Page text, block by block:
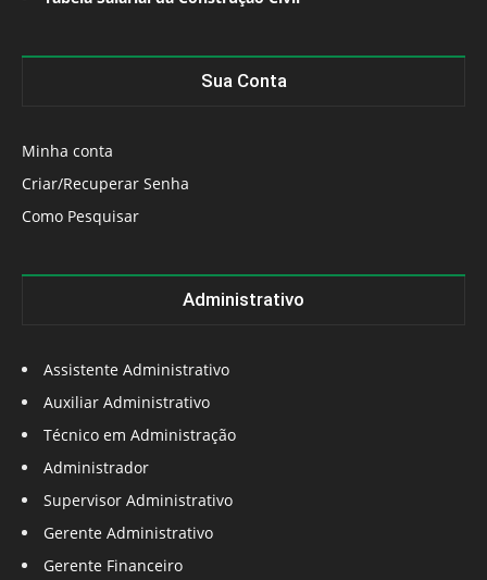
Sua Conta
Minha conta
Criar/Recuperar Senha
Como Pesquisar
Administrativo
Assistente Administrativo
Auxiliar Administrativo
Técnico em Administração
Administrador
Supervisor Administrativo
Gerente Administrativo
Gerente Financeiro